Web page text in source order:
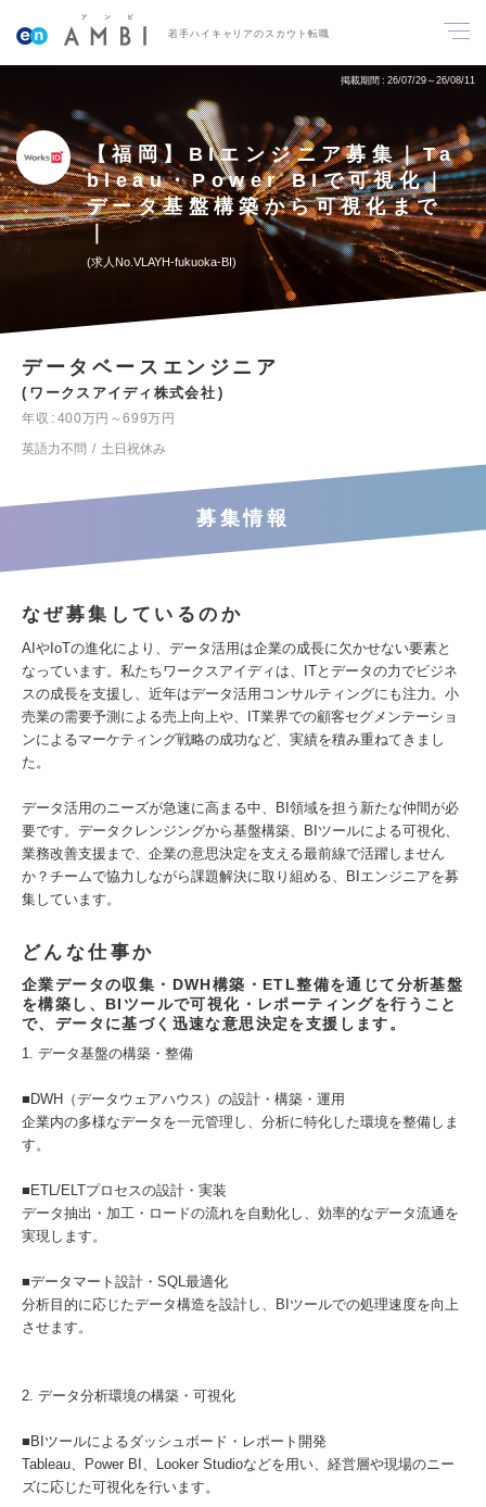
若手ハイキャリアのスカウト転職
掲載期間 26/07/29～26/08/11
【福岡】BIエンジニア募集｜Ta
bleau・Power BIで可視化｜
データ基盤構築から可視化まで
｜
求人No.VLAYH-fukuoka-BI
データベースエンジニア
ワークスアイディ株式会社
年収
400万円～699万円
英語力不問
土日祝休み
募集情報
なぜ募集しているのか
AIやIoTの進化により、データ活用は企業の成長に欠かせない要素と
なっています。私たちワークスアイディは、ITとデータの力でビジネ
スの成長を支援し、近年はデータ活用コンサルティングにも注力。小
売業の需要予測による売上向上や、IT業界での顧客セグメンテーショ
ンによるマーケティング戦略の成功など、実績を積み重ねてきまし
た。
データ活用のニーズが急速に高まる中、BI領域を担う新たな仲間が必
要です。データクレンジングから基盤構築、BIツールによる可視化、
業務改善支援まで、企業の意思決定を支える最前線で活躍しません
か？チームで協力しながら課題解決に取り組める、BIエンジニアを募
集しています。
どんな仕事か
企業データの収集・DWH構築・ETL整備を通じて分析基盤
を構築し、BIツールで可視化・レポーティングを行うこと
で、データに基づく迅速な意思決定を支援します。
1. データ基盤の構築・整備
■DWH（データウェアハウス）の設計・構築・運用
企業内の多様なデータを一元管理し、分析に特化した環境を整備しま
す。
■ETL/ELTプロセスの設計・実装
データ抽出・加工・ロードの流れを自動化し、効率的なデータ流通を
実現します。
■データマート設計・SQL最適化
分析目的に応じたデータ構造を設計し、BIツールでの処理速度を向上
させます。
2. データ分析環境の構築・可視化
■BIツールによるダッシュボード・レポート開発
Tableau、Power BI、Looker Studioなどを用い、経営層や現場のニー
ズに応じた可視化を行います。